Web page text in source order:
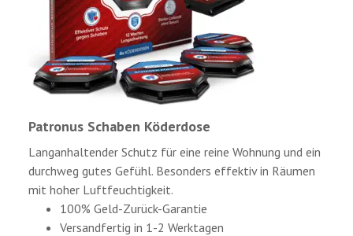
Patronus Schaben Köderdose
Langanhaltender Schutz für eine reine Wohnung und ein
durchweg gutes Gefühl. Besonders effektiv in Räumen
mit hoher Luftfeuchtigkeit.
100% Geld-Zurück-Garantie
Versandfertig in 1-2 Werktagen